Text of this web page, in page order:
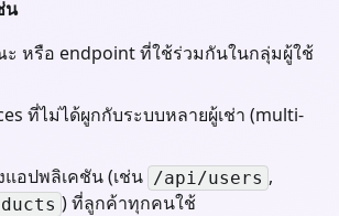
น
ะ หรือ endpoint ที่ใช้ร่วมกันในกลุ่มผู้ใช้
ที่ไม่ได้ผูกกับระบบหลายผู้เช่า (multi-
อปพลิเคชัน (เช่น /api/users ,
) ที่ลูกค้าทุกคนใช้